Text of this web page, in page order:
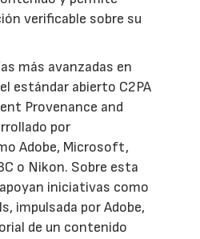
verificable sobre su
más avanzadas en
estándar abierto C2PA
Provenance and
por
Adobe, Microsoft,
o Nikon. Sobre esta
iniciativas como
impulsada por Adobe,
de un contenido